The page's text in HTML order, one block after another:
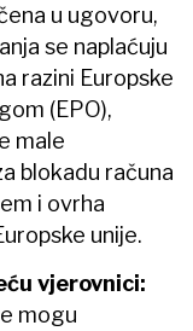
u ugovoru,
se naplaćuju
razini Europske
(EPO),
male
blokadu računa
i ovrha
unije.
vjerovnici:
mogu